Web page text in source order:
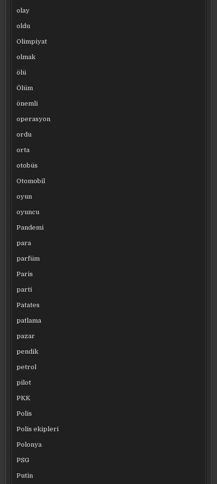
olay
oldu
Olimpiyat
olmak
ölü
Ölüm
önemli
operasyon
ordu
orta
otobüs
Otomobil
oyun
oyuncu
Pandemi
para
parfüm
Paris
parti
Patates
patlama
pazar
pendik
petrol
pilot
PKK
Polis
Polis ekipleri
Polonya
PSG
Putin